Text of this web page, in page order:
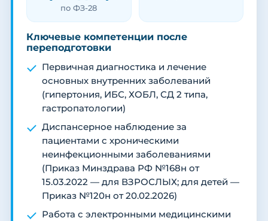
по ФЗ-28
Ключевые компетенции после
переподготовки
Первичная диагностика и лечение
основных внутренних заболеваний
(гипертония, ИБС, ХОБЛ, СД 2 типа,
гастропатологии)
Диспансерное наблюдение за
пациентами с хроническими
неинфекционными заболеваниями
(Приказ Минздрава РФ №168н от
15.03.2022 — для ВЗРОСЛЫХ; для детей —
Приказ №120н от 20.02.2026)
Работа с электронными медицинскими